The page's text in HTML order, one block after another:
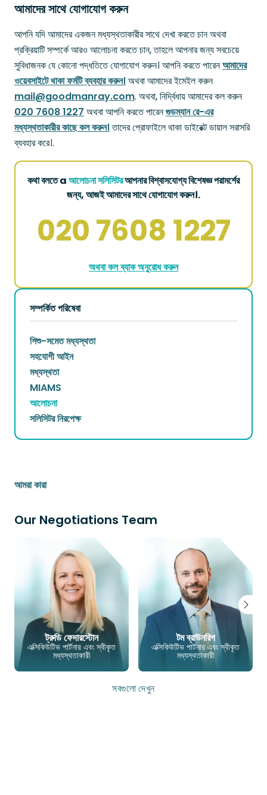
আমাদের সাথে যোগাযোগ করুন
আপনি যদি আমাদের একজন মধ্যস্থতাকারীর সাথে দেখা করতে চান অথবা
প্রক্রিয়াটি সম্পর্কে আরও আলোচনা করতে চান, তাহলে আপনার জন্য সবচেয়ে
সুবিধাজনক যে কোনো পদ্ধতিতে যোগাযোগ করুন। আপনি করতে পারেনআমাদের
ওয়েবসাইটে থাকা ফর্মটি ব্যবহার করুন। অথবা আমাদের ইমেইল করুন
mail@goodmanray.com. অথবা, নির্দ্বিধায় আমাদের কল করুন
020 7608 1227 অথবা আপনি করতে পারেনগুডম্যান রে-এর
মধ্যস্থতাকারীর কাছে কল করুন।তাদের প্রোফাইলে থাকা ডাইরেক্ট ডায়াল সরাসরি
ব্যবহার করে।.
কথা বলতে aআলোচনা সলিসিটরআপনার বিশ্বাসযোগ্য বিশেষজ্ঞ পরামর্শের
জন্য, আজই আমাদের সাথে যোগাযোগ করুন।.
020 7608 1227
অথবা কল ব্যাক অনুরোধ করুন
সম্পর্কিত পরিষেবা
শিশু-সমেত মধ্যস্থতা
সহযোগী আইন
মধ্যস্থতা
MIAMS
আলোচনা
সলিসিটর নিরপেক্ষ
আমরা কারা
Our Negotiations Team
ট্রুডি ফেদারস্টোন
এক্সিকিউটিভ পার্টনার এবং স্বীকৃত
মধ্যস্থতাকারী
ফোন
টম ব্রাউনরিগ
এক্সিকিউটিভ পার্টনার এবং স্বীকৃত
মধ্যস্থতাকারী
সবগুলো দেখুন